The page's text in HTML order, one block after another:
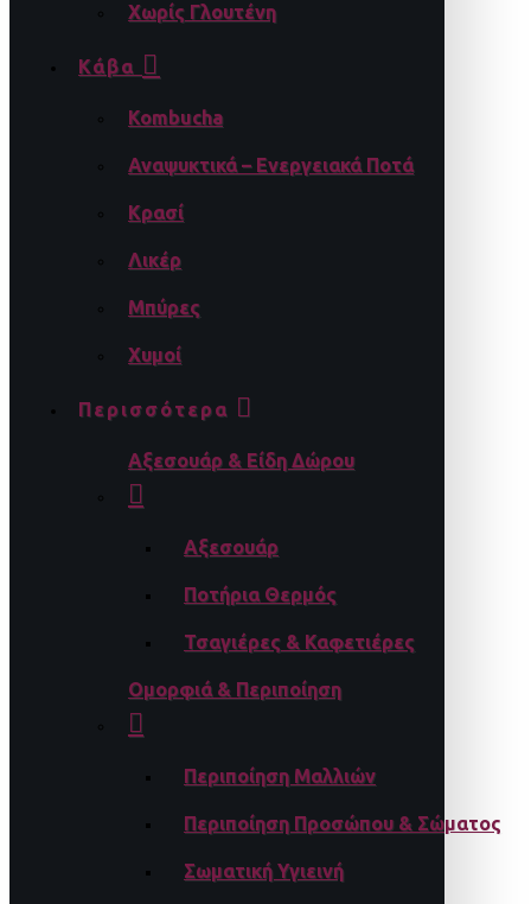
Χωρίς Γλουτένη
Κάβα
Kombucha
Αναψυκτικά – Ενεργειακά Ποτά
Κρασί
Λικέρ
Μπύρες
Χυμοί
Περισσότερα
Αξεσουάρ & Είδη Δώρου
Αξεσουάρ
Ποτήρια Θερμός
Τσαγιέρες & Καφετιέρες
Ομορφιά & Περιποίηση
Περιποίηση Μαλλιών
Περιποίηση Προσώπου & Σώματος
Σωματική Υγιεινή